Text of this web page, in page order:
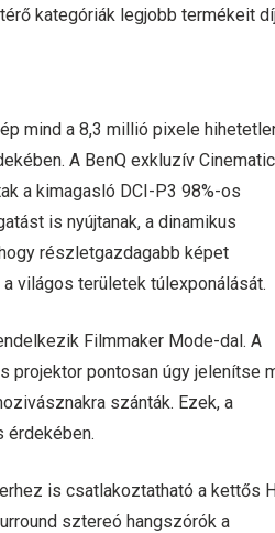
kategóriák legjobb termékeit
mind a 8,3 millió pixele
A BenQ exkluzív
a kimagasló DCI-P3 98%-os
is nyújtanak, a dinamikus
részletgazdagabb képet
világos területek túlexponálását.
Filmmaker Mode-dal. A
projektor pontosan úgy jelenítse
szánták. Ezek, a
érdekében.
is csatlakoztatható a kettős
sztereó hangszórók a